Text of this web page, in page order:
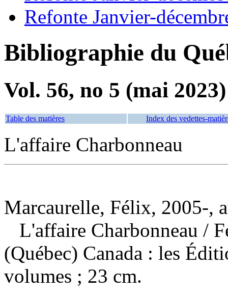
Refonte Janvier-
Bibliographie du
Vol. 56, no 5 (mai 2023)
Table des matières Index des vedettes-
L'affaire Charbonneau
Marcaurelle, Félix, 2005-,
L'affaire Charbonneau /
(Québec) Canada : les
volumes ; 23 cm.